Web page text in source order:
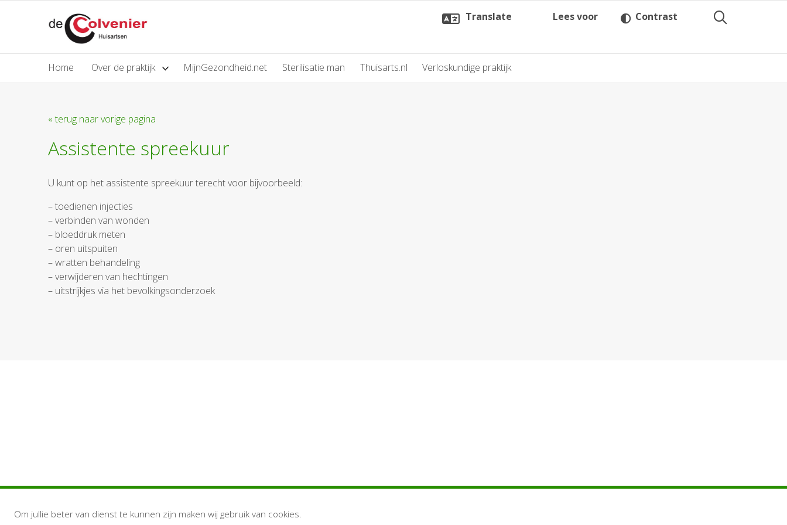
Translate Lees voor Contrast
Home Over de praktijk MijnGezondheid.net Sterilisatie man Thuisarts.nl Verloskundige praktijk
« terug naar vorige pagina
Assistente spreekuur
U kunt op het assistente spreekuur terecht voor bijvoorbeeld:
– toedienen injecties
– verbinden van wonden
– bloeddruk meten
– oren uitspuiten
– wratten behandeling
– verwijderen van hechtingen
– uitstrijkjes via het bevolkingsonderzoek
Om jullie beter van dienst te kunnen zijn maken wij gebruik van cookies.